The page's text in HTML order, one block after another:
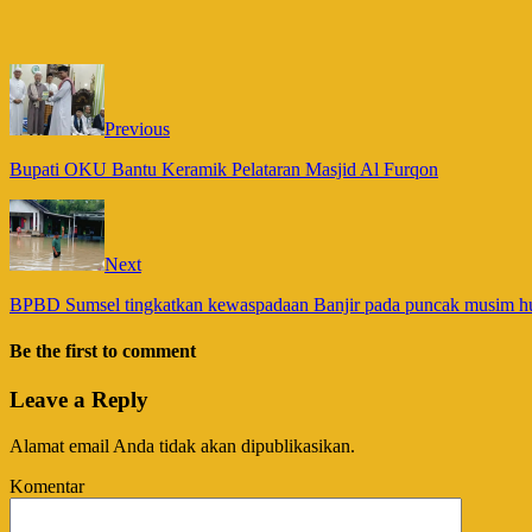
Previous
Bupati OKU Bantu Keramik Pelataran Masjid Al Furqon
Next
BPBD Sumsel tingkatkan kewaspadaan Banjir pada puncak musim
Be the first to comment
Leave a Reply
Alamat email Anda tidak akan dipublikasikan.
Komentar